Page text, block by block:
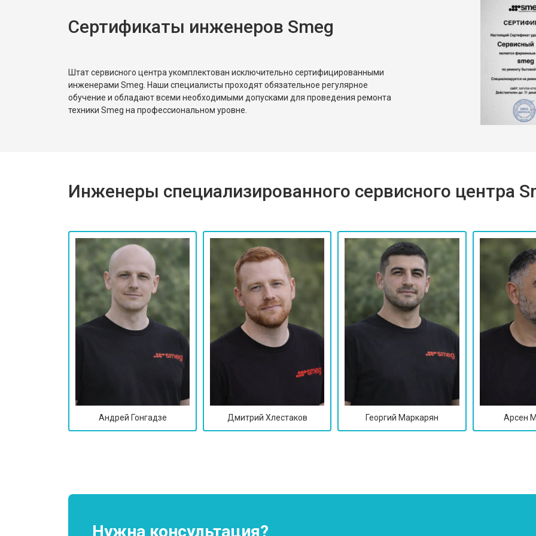
Сертификаты инженеров Smeg
Штат сервисного центра укомплектован исключительно сертифицированными
инженерами Smeg. Наши специалисты проходят обязательное регулярное
обучение и обладают всеми необходимыми допусками для проведения ремонта
техники Smeg на профессиональном уровне.
Инженеры специализированного сервисного центра
Андрей Гонгадзе Дмитрий Хлестаков Георгий Маркарян Арсен
Нужна консультация?